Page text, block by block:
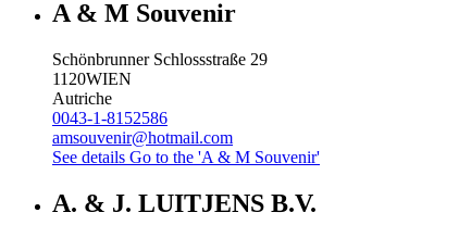
A & M Souvenir
Schönbrunner Schlossstraße 29
1120WIEN
Autriche
0043-1-8152586
amsouvenir@hotmail.com
See details Go to the 'A & M Souvenir'
A. & J. LUITJENS B.V.